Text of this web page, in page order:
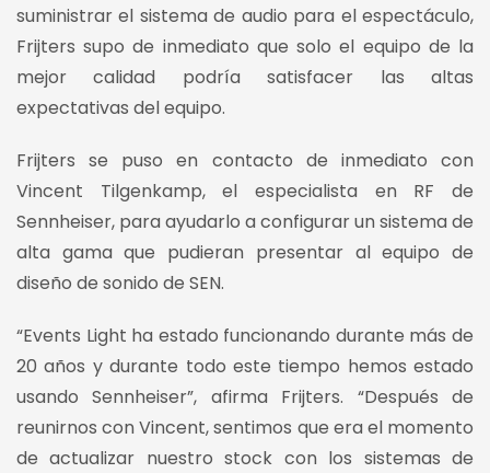
suministrar el sistema de audio para el espectáculo,
Frijters supo de inmediato que solo el equipo de la
mejor calidad podría satisfacer las altas
expectativas del equipo.
Frijters se puso en contacto de inmediato con
Vincent Tilgenkamp, el especialista en RF de
Sennheiser, para ayudarlo a configurar un sistema de
alta gama que pudieran presentar al equipo de
diseño de sonido de SEN.
“Events Light ha estado funcionando durante más de
20 años y durante todo este tiempo hemos estado
usando Sennheiser”, afirma Frijters. “Después de
reunirnos con Vincent, sentimos que era el momento
de actualizar nuestro stock con los sistemas de